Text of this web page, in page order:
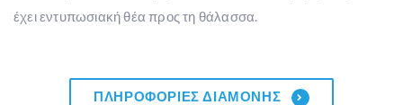
έχει εντυπωσιακή θέα προς τη θάλασσα.
ΠΛΗΡΟΦΟΡΊΕΣ ΔΙΑΜΟΝΉΣ